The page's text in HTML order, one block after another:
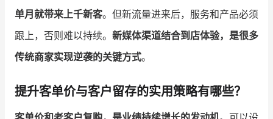
单月就带来上千新客。但新流量进来后，服务和产品必须
跟上，否则难以持续。 新媒体渠道结合到店体验，是很多
传统商家实现逆袭的关键方式。
提升客单价与客户留存的实用策略有哪些？